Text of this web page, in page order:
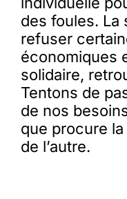
des foules. La
refuser
économiques
solidaire,
Tentons de
de nos
que procure
de l’autre.